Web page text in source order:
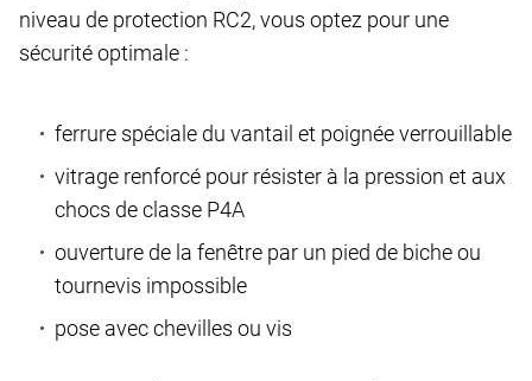
niveau de protection RC2, vous optez pour une
sécurité optimale :
ferrure spéciale du vantail et poignée verrouillable
vitrage renforcé pour résister à la pression et aux
chocs de classe P4A
ouverture de la fenêtre par un pied de biche ou
tournevis impossible
pose avec chevilles ou vis